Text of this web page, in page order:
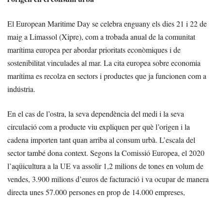
El European Maritime Day se celebra enguany els dies 21 i 22 de
maig a Limassol (Xipre), com a trobada anual de la comunitat
marítima europea per abordar prioritats econòmiques i de
sostenibilitat vinculades al mar. La cita europea sobre economia
marítima es recolza en sectors i productes que ja funcionen com a
indústria.
En el cas de l’ostra, la seva dependència del medi i la seva
circulació com a producte viu expliquen per què l’origen i la
cadena importen tant quan arriba al consum urbà. L’escala del
sector també dona context. Segons la Comissió Europea, el 2020
l’aqüicultura a la UE va assolir 1,2 milions de tones en volum de
vendes, 3.900 milions d’euros de facturació i va ocupar de manera
directa unes 57.000 persones en prop de 14.000 empreses,